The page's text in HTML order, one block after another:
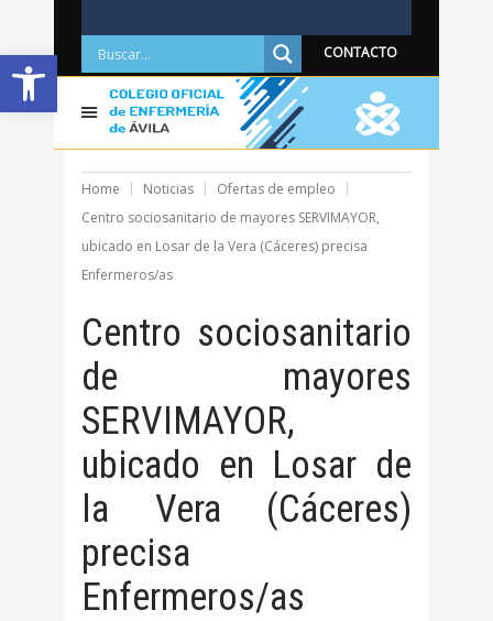
Abrir barra de herramientas CONTACTO
Home Noticias
Ofertas de empleo
Centro sociosanitario de mayores SERVIMAYOR,
ubicado en Losar de la Vera (Cáceres) precisa
Enfermeros/as
Centro sociosanitario
de mayores
SERVIMAYOR,
ubicado en Losar de
la Vera (Cáceres)
precisa
Enfermeros/as